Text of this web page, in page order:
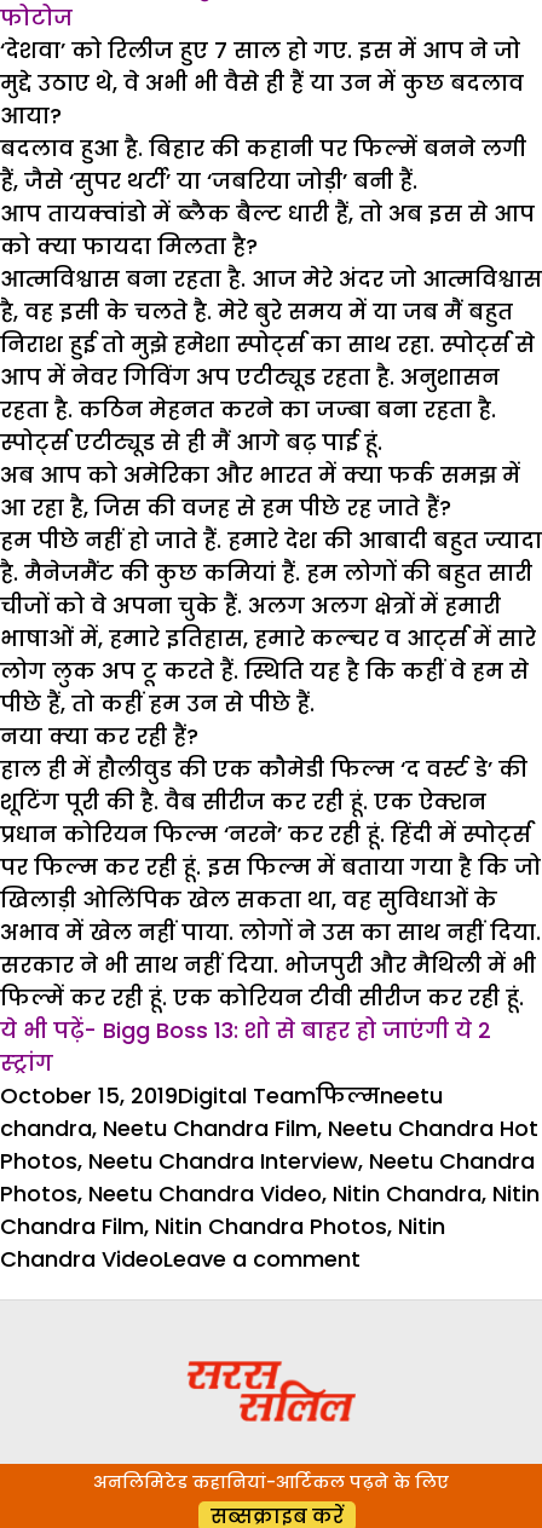
फोटोज
‘देशवा’ को रिलीज हुए 7 साल हो गए. इस में आप ने जो
मुद्दे उठाए थे, वे अभी भी वैसे ही हैं या उन में कुछ बदलाव
आया?
बदलाव हुआ है. बिहार की कहानी पर फिल्में बनने लगी
हैं, जैसे ‘सुपर थर्टी’ या ‘जबरिया जोड़ी’ बनी हैं.
आप तायक्वांडो में ब्लैक बैल्ट धारी हैं, तो अब इस से आप
को क्या फायदा मिलता है?
आत्मविश्वास बना रहता है. आज मेरे अंदर जो आत्मविश्वास
है, वह इसी के चलते है. मेरे बुरे समय में या जब मैं बहुत
निराश हुई तो मुझे हमेशा स्पोर्ट्स का साथ रहा. स्पोर्ट्स से
आप में नेवर गिविंग अप एटीट्यूड रहता है. अनुशासन
रहता है. कठिन मेहनत करने का जज्बा बना रहता है.
स्पोर्ट्स एटीट्यूड से ही मैं आगे बढ़ पाई हूं.
अब आप को अमेरिका और भारत में क्या फर्क समझ में
आ रहा है, जिस की वजह से हम पीछे रह जाते हैं?
हम पीछे नहीं हो जाते हैं. हमारे देश की आबादी बहुत ज्यादा
है. मैनेजमैंट की कुछ कमियां हैं. हम लोगों की बहुत सारी
चीजों को वे अपना चुके हैं. अलग अलग क्षेत्रों में हमारी
भाषाओं में, हमारे इतिहास, हमारे कल्चर व आर्ट्स में सारे
लोग लुक अप टू करते हैं. स्थिति यह है कि कहीं वे हम से
पीछे हैं, तो कहीं हम उन से पीछे हैं.
नया क्या कर रही हैं?
हाल ही में हौलीवुड की एक कौमेडी फिल्म ‘द वर्स्ट डे’ की
शूटिंग पूरी की है. वैब सीरीज कर रही हूं. एक ऐक्शन
प्रधान कोरियन फिल्म ‘नरने’ कर रही हूं. हिंदी में स्पोर्ट्स
पर फिल्म कर रही हूं. इस फिल्म में बताया गया है कि जो
खिलाड़ी ओलिंपिक खेल सकता था, वह सुविधाओं के
अभाव में खेल नहीं पाया. लोगों ने उस का साथ नहीं दिया.
सरकार ने भी साथ नहीं दिया. भोजपुरी और मैथिली में भी
फिल्में कर रही हूं. एक कोरियन टीवी सीरीज कर रही हूं.
ये भी पढ़ें- Bigg Boss 13: शो से बाहर हो जाएंगी ये 2
स्ट्रांग
Posted
on
October 15, 2019Author
Digital TeamCategories
फिल्मTags
neetu
chandra, Neetu Chandra Film, Neetu Chandra Hot
Photos, Neetu Chandra Interview, Neetu Chandra
Photos, Neetu Chandra Video, Nitin Chandra, Nitin
Chandra Film, Nitin Chandra Photos, Nitin
Chandra VideoLeave a comment
नीतू
अनलिमिटेड कहानियां-आर्टिकल पढ़ने के लिए
सब्सक्राइब करें